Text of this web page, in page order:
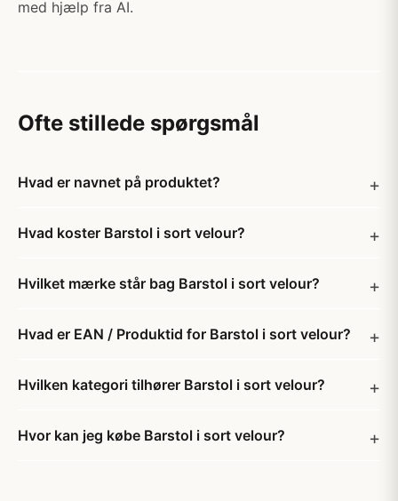
med hjælp fra AI.
Ofte stillede spørgsmål
Hvad er navnet på produktet?
Hvad koster Barstol i sort velour?
Hvilket mærke står bag Barstol i sort velour?
Hvad er EAN / Produktid for Barstol i sort velour?
Hvilken kategori tilhører Barstol i sort velour?
Hvor kan jeg købe Barstol i sort velour?